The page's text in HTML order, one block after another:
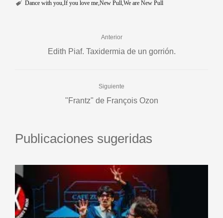
Dance with you If you love me New Pull We are New Pull
Anterior
Edith Piaf. Taxidermia de un gorrión.
Siguiente
"Frantz" de François Ozon
Publicaciones sugeridas